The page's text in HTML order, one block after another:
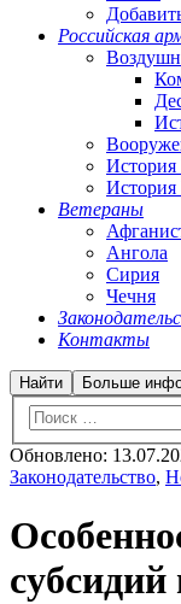
Российская
История
Ветераны
Ангола
Сирия
Чечня
Контакты
Найти Больше
Обновлено:
Законодательство,